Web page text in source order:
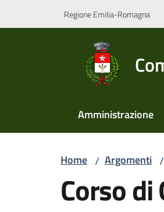
Regione Emilia-Romagna
Amministrazione
Home / Argomenti /
Corso